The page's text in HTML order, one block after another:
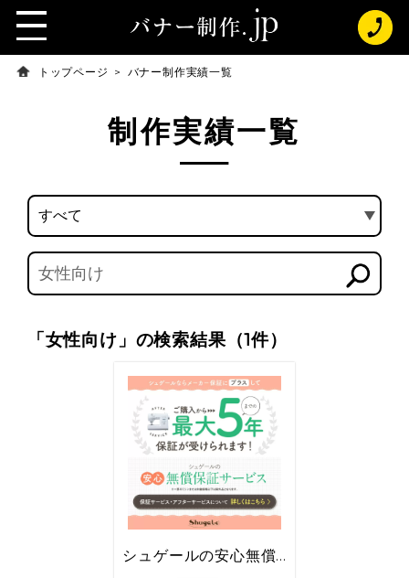
t
o
g
i
a
t
o
トップページ バナー制作実績一覧
制作実績一覧
「女性向け」の検索結果（1件）
シュゲールの安心無償保証サービス